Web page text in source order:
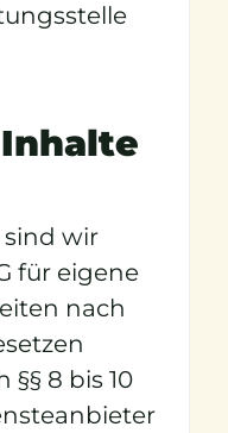
sind wir
für eigene
nach
8 bis 10